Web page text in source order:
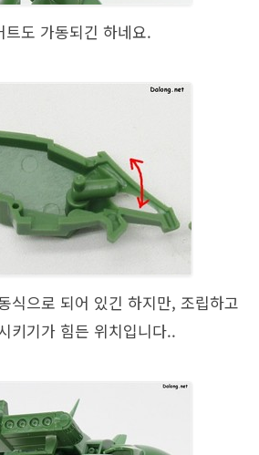
트도 가동되긴 하네요.
식으로 되어 있긴 하지만, 조립하고
키기가 힘든 위치입니다..